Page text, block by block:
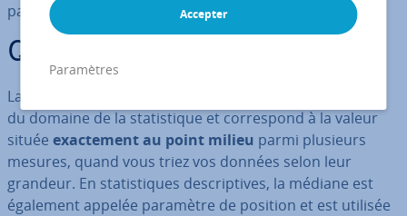
pas comment calculer la médiane et l’in­ter­pré­ter.
Qu’est-ce que la médiane ?
La médiane, également nommée valeur centrale, vient
du domaine de la sta­tis­tique et cor­res­pond à la valeur
située exac­te­ment au point milieu parmi plusieurs
mesures, quand vous triez vos données selon leur
grandeur. En sta­tis­tiques des­crip­tives, la médiane est
également appelée paramètre de position et est utilisée
Accepter
Paramètres